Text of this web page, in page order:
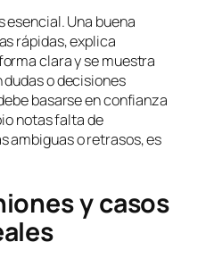
esencial. Una buena
rápidas, explica
clara y se muestra
o decisiones
basarse en confianza
notas falta de
ambiguas o retrasos, es
y casos